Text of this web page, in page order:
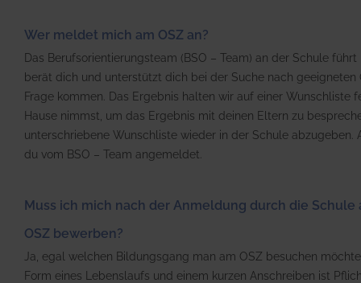
Wer meldet mich am OSZ an?
Das Berufsorientierungsteam (BSO – Team) an der Schule
berät dich und unterstützt dich bei der Suche nach geeigneten
Frage kommen. Das Ergebnis halten wir auf einer Wunschliste
Hause nimmst, um das Ergebnis mit deinen Eltern zu
unterschriebene Wunschliste wieder in der Schule abzugeben.
du vom BSO – Team angemeldet.
Muss ich mich nach der Anmeldung durch die Schule
OSZ bewerben?
Ja, egal welchen Bildungsgang man am OSZ besuchen
Form eines Lebenslaufs und einem kurzen Anschreiben ist